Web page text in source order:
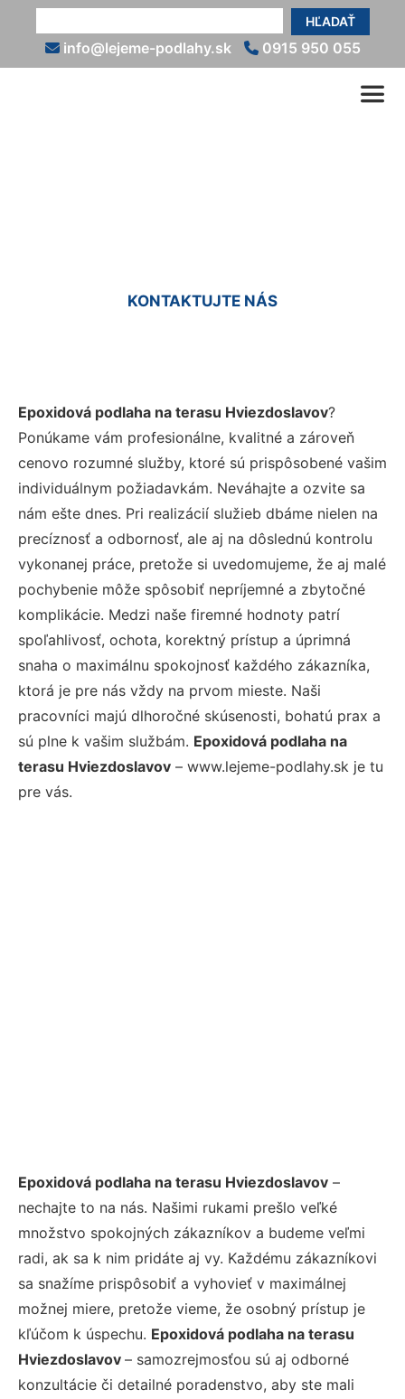
HĽADAŤ
info@lejeme-podlahy.sk 0915 950 055
KONTAKTUJTE NÁS
Epoxidová podlaha na terasu Hviezdoslavov?
Ponúkame vám profesionálne, kvalitné a zároveň
cenovo rozumné služby, ktoré sú prispôsobené vašim
individuálnym požiadavkám. Neváhajte a ozvite sa
nám ešte dnes. Pri realizácií služieb dbáme nielen na
precíznosť a odbornosť, ale aj na dôslednú kontrolu
vykonanej práce, pretože si uvedomujeme, že aj malé
pochybenie môže spôsobiť nepríjemné a zbytočné
komplikácie. Medzi naše firemné hodnoty patrí
spoľahlivosť, ochota, korektný prístup a úprimná
snaha o maximálnu spokojnosť každého zákazníka,
ktorá je pre nás vždy na prvom mieste. Naši
pracovníci majú dlhoročné skúsenosti, bohatú prax a
sú plne k vašim službám. Epoxidová podlaha na
terasu Hviezdoslavov – www.lejeme-podlahy.sk je tu
pre vás.
Epoxidová podlaha na terasu Hviezdoslavov –
nechajte to na nás. Našimi rukami prešlo veľké
množstvo spokojných zákazníkov a budeme veľmi
radi, ak sa k nim pridáte aj vy. Každému zákazníkovi
sa snažíme prispôsobiť a vyhovieť v maximálnej
možnej miere, pretože vieme, že osobný prístup je
kľúčom k úspechu. Epoxidová podlaha na terasu
Hviezdoslavov – samozrejmosťou sú aj odborné
konzultácie či detailné poradenstvo, aby ste mali